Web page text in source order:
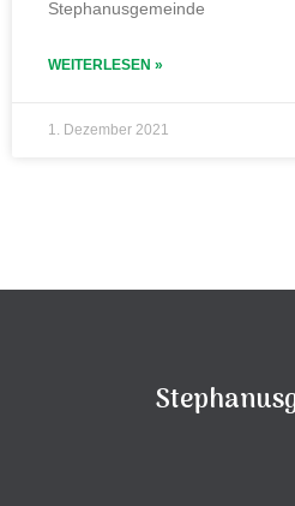
Stephanusgemeinde
WEITERLESEN »
1. Dezember 2021